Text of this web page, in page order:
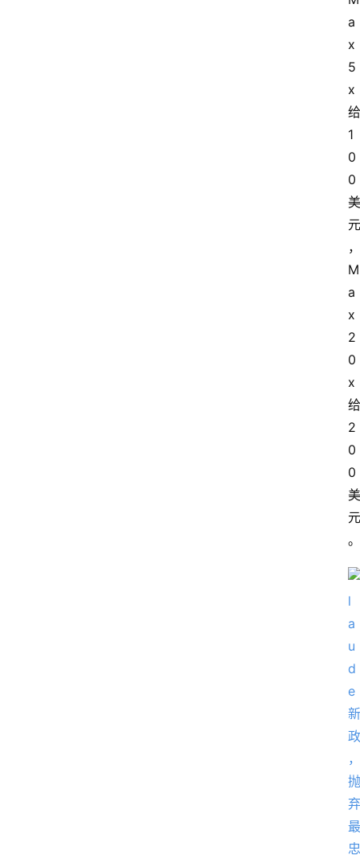
a
x
5
x
给
1
0
0
美
元
，
M
a
x
2
0
x
给
2
0
0
美
元
。